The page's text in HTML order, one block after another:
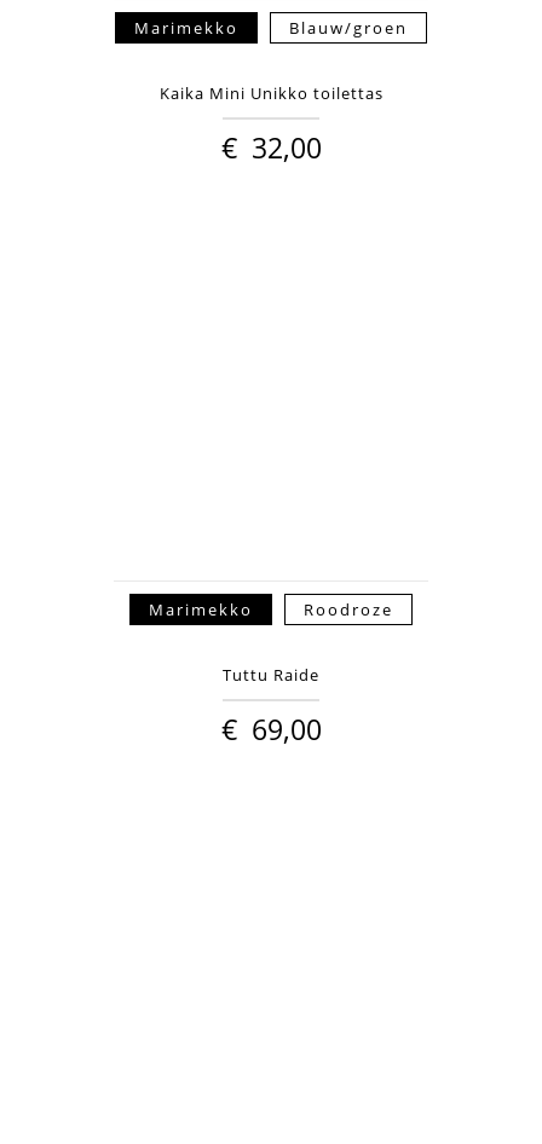
Marimekko Blauw/groen
Kaika Mini Unikko toilettas
€ 32,00
Marimekko Roodroze
Tuttu Raide
€ 69,00